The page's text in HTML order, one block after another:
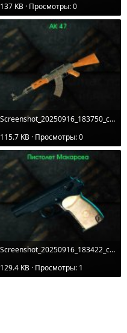
137 KB · Просмотры: 0
Screenshot_20250916_183750_com.agaming.thesun.origin.jpg
115.7 KB · Просмотры: 0
Screenshot_20250916_183422_com.agaming.thesun.origin.jpg
129.4 KB · Просмотры: 1